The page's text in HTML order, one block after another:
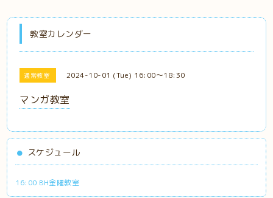
教室カレンダー
通常教室 2024-10-01 (Tue) 16:00～18:30
マンガ教室
スケジュール
16:00 BH金曜教室